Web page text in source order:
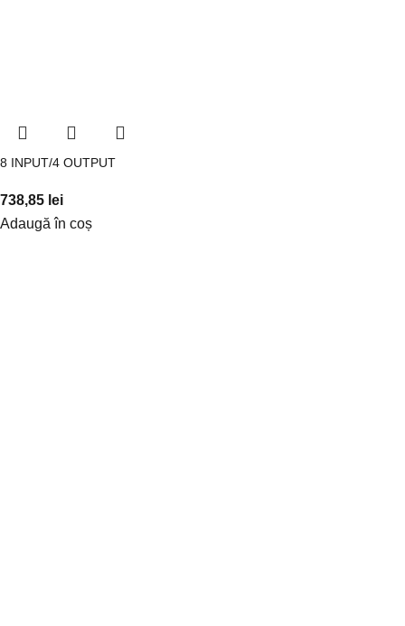
8 INPUT/4 OUTPUT
738,85 lei
Adaugă în coș